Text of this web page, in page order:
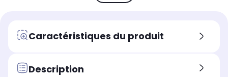
Utilisation
Bureautique
-
Utilisation
Bureautique
Caractéristiques du produit
Description